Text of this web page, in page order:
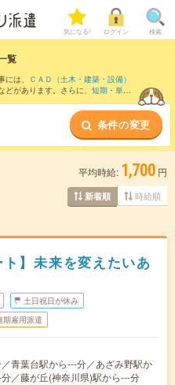
気になる! ログイン 検索
覧
は、
ＣＡＤ（土木・建築・設備）
どがあります。さらに、 短期 ・ 単発
条件の変更
平均時給: 1,700 円
新着順 時給順
ト】未来を変えたいあ
土日祝日が休み
期雇用派遣
青葉台駅から---分／あざみ野駅か
／藤が丘(神奈川県)駅から---分